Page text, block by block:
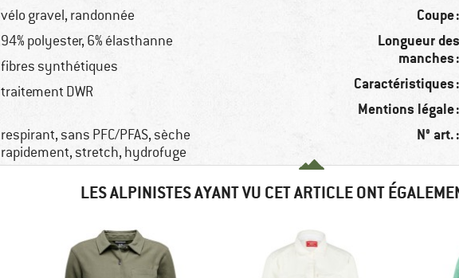
vélo gravel, randonnée
94% polyester, 6% élasthanne
fibres synthétiques
traitement DWR
respirant, sans PFC/PFAS, sèche
rapidement, stretch, hydrofuge
Coupe :
Longueur des
manches :
Caractéristiques :
Mentions légale :
N° art. :
LES ALPINISTES AYANT VU CET ARTICLE ONT